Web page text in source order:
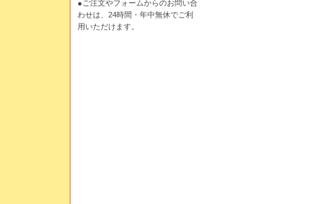
●ご注文やフォームからのお問い合
わせは、 24時間・年中無休でご利
用いただけます。